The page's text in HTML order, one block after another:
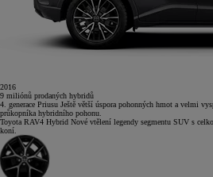
2016
9 miliónů prodaných hybridů
4. generace Priusu Ještě větší úspora pohonných hmot a velmi
průkopníka hybridního pohonu.
Toyota RAV4 Hybrid Nové vtělení legendy segmentu SUV s
koní.